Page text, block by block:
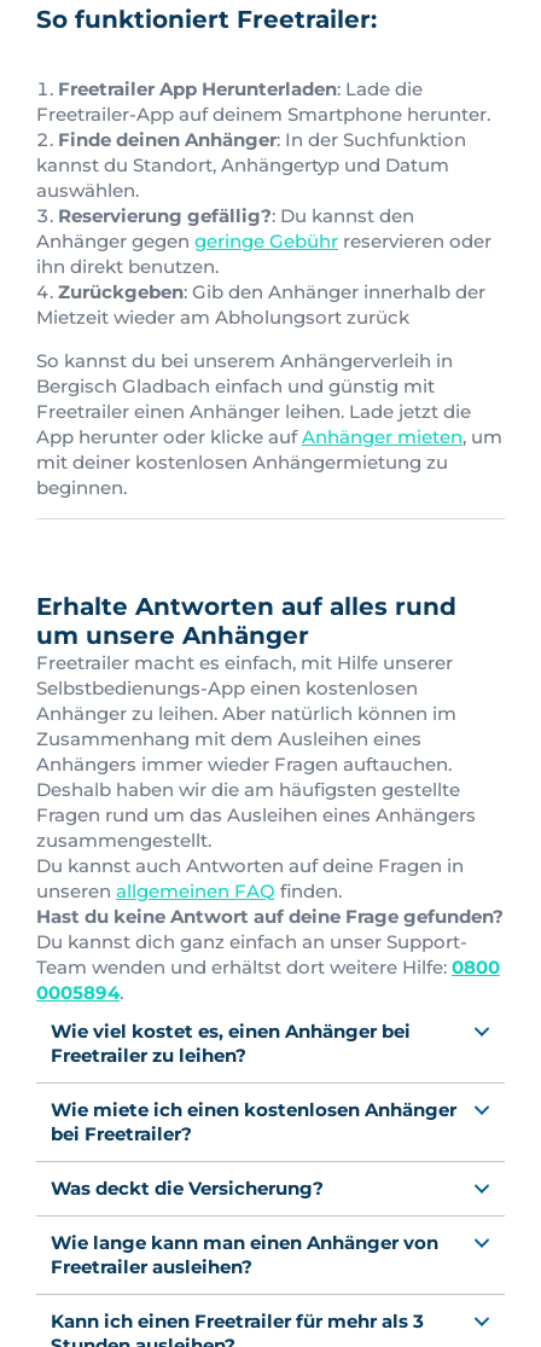
So funktioniert Freetrailer:
Freetrailer App Herunterladen: Lade die
Freetrailer-App auf deinem Smartphone herunter.
Finde deinen Anhänger: In der Suchfunktion
kannst du Standort, Anhängertyp und Datum
auswählen.
Reservierung gefällig?: Du kannst den
Anhänger gegen geringe Gebühr reservieren oder
ihn direkt benutzen.
Zurückgeben: Gib den Anhänger innerhalb der
Mietzeit wieder am Abholungsort zurück
So kannst du bei unserem Anhängerverleih in
Bergisch Gladbach einfach und günstig mit
Freetrailer einen Anhänger leihen. Lade jetzt die
App herunter oder klicke aufAnhänger mieten, um
mit deiner kostenlosen Anhängermietung zu
beginnen.
Erhalte Antworten auf alles rund
um unsere Anhänger
Freetrailer macht es einfach, mit Hilfe unserer
Selbstbedienungs-App einen kostenlosen
Anhänger zu leihen. Aber natürlich können im
Zusammenhang mit dem Ausleihen eines
Anhängers immer wieder Fragen auftauchen.
Deshalb haben wir die am häufigsten gestellte
Fragen rund um das Ausleihen eines Anhängers
zusammengestellt.
Du kannst auch Antworten auf deine Fragen in
unseren allgemeinen FAQ finden.
Hast du keine Antwort auf deine Frage gefunden?
Du kannst dich ganz einfach an unser Support-
Team wenden und erhältst dort weitere Hilfe: 0800
0005894.
Wie viel kostet es, einen Anhänger bei
Freetrailer zu leihen?
Wie miete ich einen kostenlosen Anhänger
bei Freetrailer?
Was deckt die Versicherung?
Wie lange kann man einen Anhänger von
Freetrailer ausleihen?
Kann ich einen Freetrailer für mehr als 3